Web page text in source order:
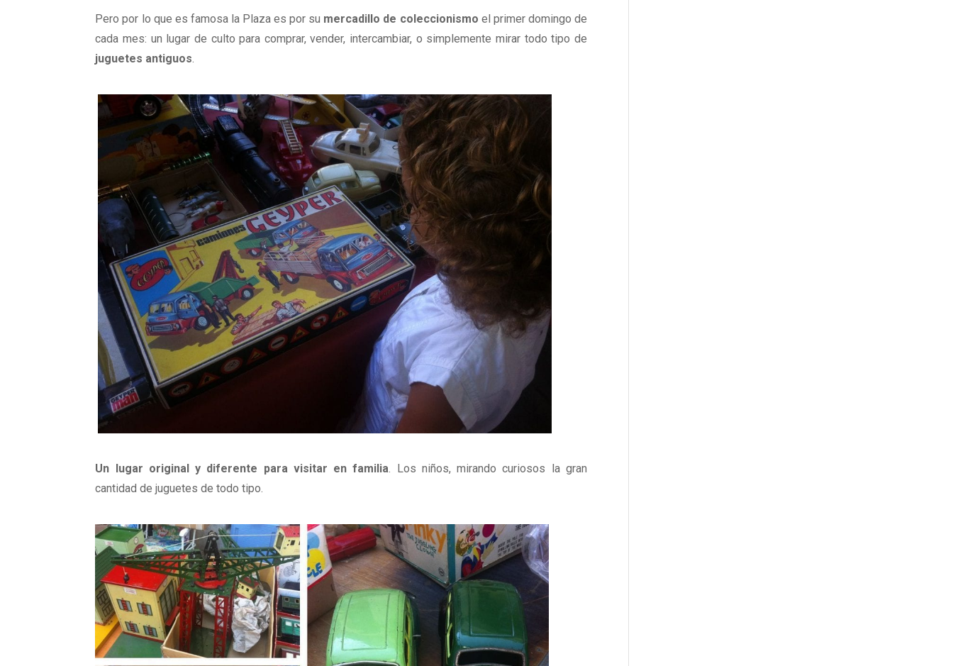
Pero por lo que es famosa la Plaza es por su mercadillo de coleccionismo el primer domingo de
cada mes: un lugar de culto para comprar, vender, intercambiar, o simplemente mirar todo tipo de
juguetes antiguos.
Un lugar original y diferente para visitar en familia. Los niños, mirando curiosos la gran
cantidad de juguetes de todo tipo.